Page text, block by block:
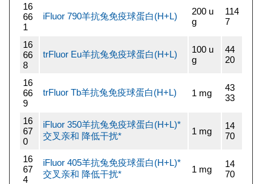
16
66
1
iFluor 790羊抗兔免疫球蛋白(H+L)
200 u
g
114
7
16
66
8
trFluor Eu羊抗兔免疫球蛋白(H+L)
100 u
g
44
20
16
66
9
trFluor Tb羊抗兔免疫球蛋白(H+L) 1 mg
43
33
16
67
0
iFluor 350羊抗兔免疫球蛋白(H+L)*
交叉亲和 降低干扰*
1 mg
14
70
16
67
4
iFluor 405羊抗兔免疫球蛋白(H+L)*
交叉亲和 降低干扰*
1 mg
14
70